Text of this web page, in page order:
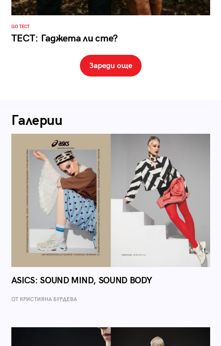
GO ТЕСТ
ТЕСТ: Гаджета ли сте?
Зареди още
Галерии
ASICS: SOUND MIND, SOUND BODY
ОТ КРИСТИЯНА БУРДЕВА